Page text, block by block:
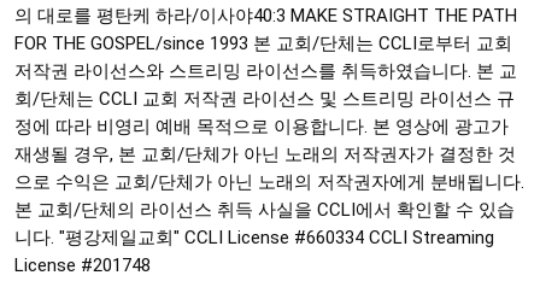
의 대로를 평탄케 하라/이사야40:3 MAKE STRAIGHT THE PATH
FOR THE GOSPEL/since 1993 본 교회/단체는 CCLI로부터 교회
저작권 라이선스와 스트리밍 라이선스를 취득하였습니다. 본 교
회/단체는 CCLI 교회 저작권 라이선스 및 스트리밍 라이선스 규
정에 따라 비영리 예배 목적으로 이용합니다. 본 영상에 광고가
재생될 경우, 본 교회/단체가 아닌 노래의 저작권자가 결정한 것
으로 수익은 교회/단체가 아닌 노래의 저작권자에게 분배됩니다.
본 교회/단체의 라이선스 취득 사실을 CCLI에서 확인할 수 있습
니다. "평강제일교회" CCLI License #660334 CCLI Streaming
License #201748